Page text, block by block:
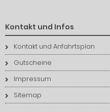
Kontakt und Infos
Kontakt und Anfahrtsplan
Gutscheine
Impressum
Sitemap